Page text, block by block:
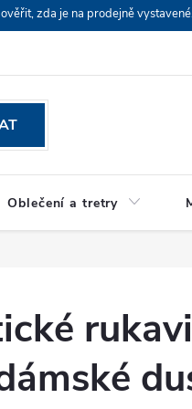
zda je na prodejně
Oblečení a tretry